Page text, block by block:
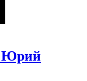
Юрий